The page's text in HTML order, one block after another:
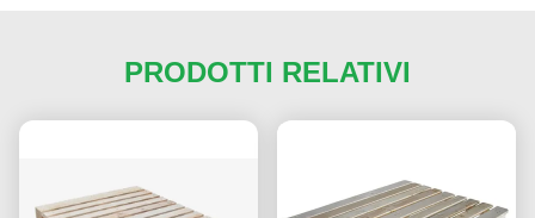
PRODOTTI RELATIVI